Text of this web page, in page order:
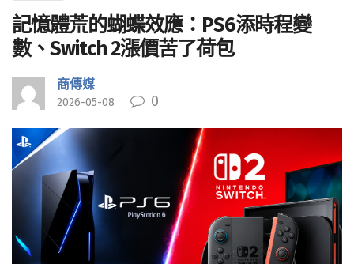
記憶體荒的蝴蝶效應：PS6添時程變
數、Switch 2漲價苦了荷包
商傳媒
2026-05-08 0